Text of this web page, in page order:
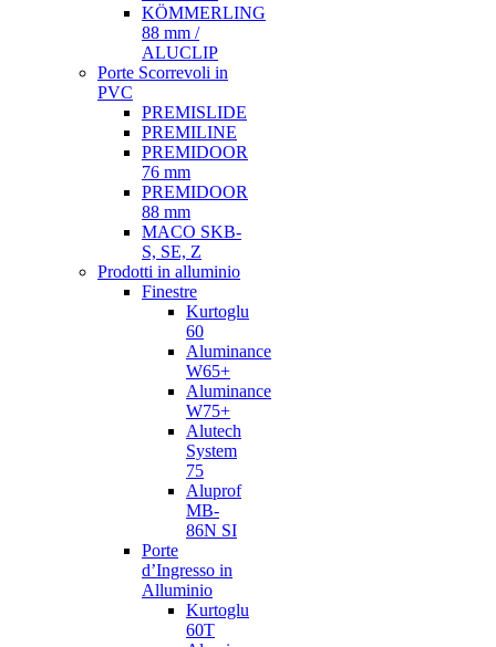
KÖMMERLING
88 mm /
ALUCLIP
Porte Scorrevoli in
PVC
PREMISLIDE
PREMILINE
PREMIDOOR
76 mm
PREMIDOOR
88 mm
MACO SKB-
S, SE, Z
Prodotti in alluminio
Finestre
Kurtoglu
60
Aluminance
W65+
Aluminance
W75+
Alutech
System
75
Aluprof
MB-
86N SI
Porte
d’Ingresso in
Alluminio
Kurtoglu
60T